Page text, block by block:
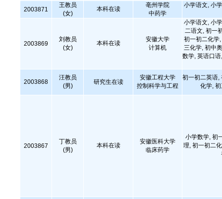
2003871
王教员
(女)
本科在读
亳州学院
中药学
小学语文, 小
2003869
刘教员
(女)
本科在读
安徽大学
计算机
小学语文, 小
二语文, 初一
初一初二化学
三化学, 初中
数学, 英语口
2003868
汪教员
(男)
研究生在读
安徽工程大学
控制科学与工程
初一初二英语,
化学,
2003867
丁教员
(男)
本科在读
安徽医科大学
临床药学
小学数学, 初
理, 初一初二